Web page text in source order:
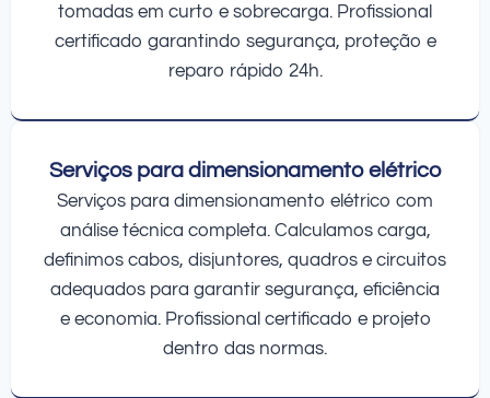
tomadas em curto e sobrecarga. Profissional
certificado garantindo segurança, proteção e
reparo rápido 24h.
Serviços para dimensionamento elétrico
Serviços para dimensionamento elétrico com
análise técnica completa. Calculamos carga,
definimos cabos, disjuntores, quadros e circuitos
adequados para garantir segurança, eficiência
e economia. Profissional certificado e projeto
dentro das normas.